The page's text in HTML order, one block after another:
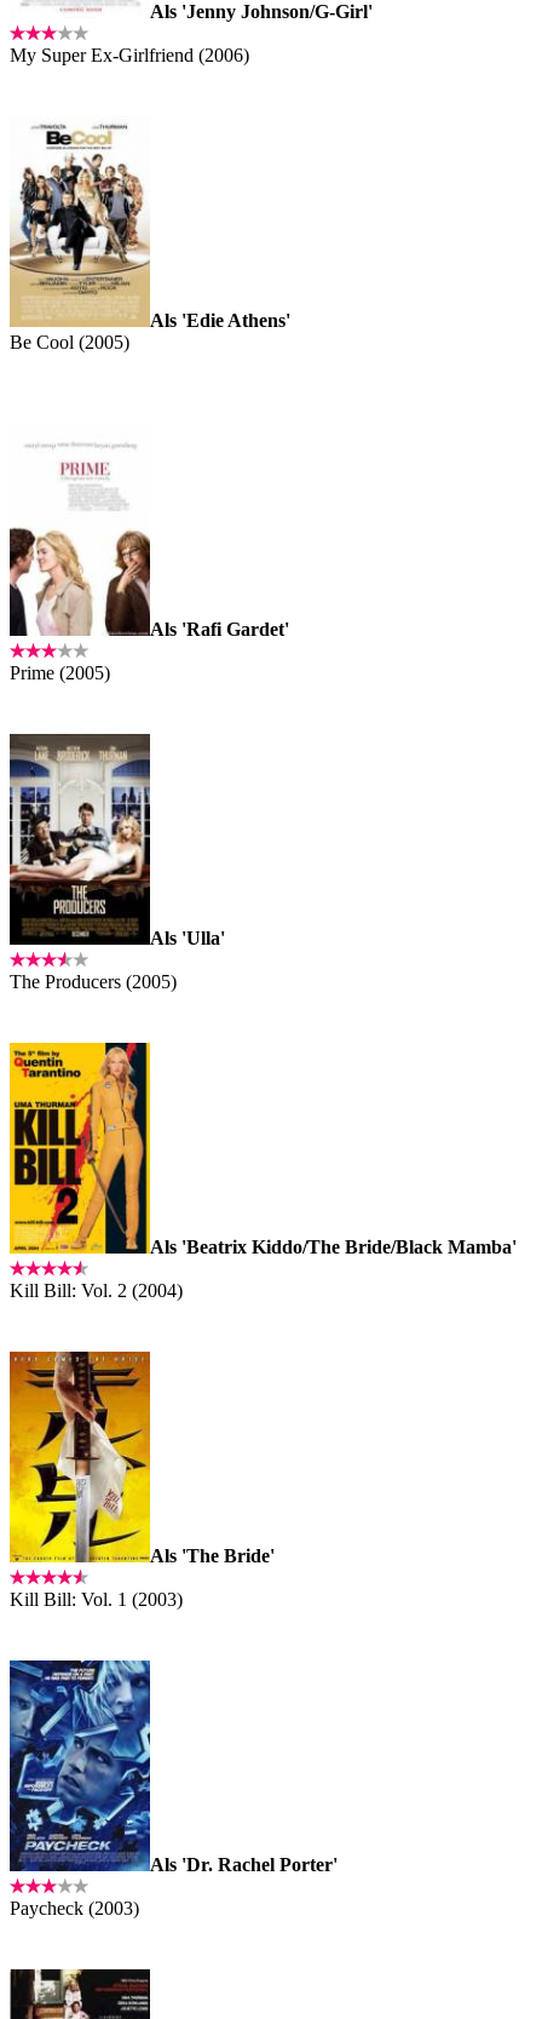
Als 'Jenny Johnson/G-Girl'
My Super Ex-Girlfriend (2006)
Als 'Edie Athens'
Be Cool (2005)
Als 'Rafi Gardet'
Prime (2005)
Als 'Ulla'
The Producers (2005)
Als 'Beatrix Kiddo/The Bride/Black Mamba'
Kill Bill: Vol. 2 (2004)
Als 'The Bride'
Kill Bill: Vol. 1 (2003)
Als 'Dr. Rachel Porter'
Paycheck (2003)